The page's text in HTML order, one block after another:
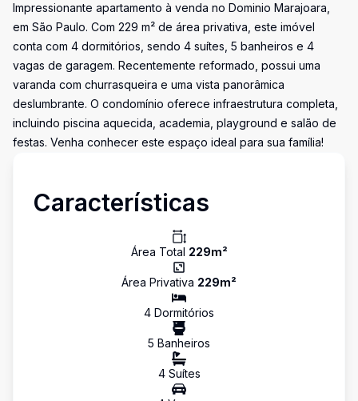
Impressionante apartamento à venda no Dominio Marajoara,
em São Paulo. Com 229 m² de área privativa, este imóvel
conta com 4 dormitórios, sendo 4 suítes, 5 banheiros e 4
vagas de garagem. Recentemente reformado, possui uma
varanda com churrasqueira e uma vista panorâmica
deslumbrante. O condomínio oferece infraestrutura completa,
incluindo piscina aquecida, academia, playground e salão de
festas. Venha conhecer este espaço ideal para sua família!
Características
Área Total 229m²
Área Privativa 229m²
4 Dormitórios
5 Banheiros
4Suítes